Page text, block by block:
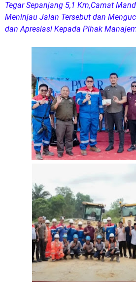
Tegar Sepanjang 5,1 Km,Camat
Meninjau Jalan Tersebut dan
dan Apresiasi Kepada Pihak